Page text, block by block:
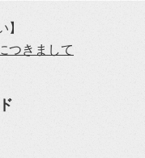
】
つきまして